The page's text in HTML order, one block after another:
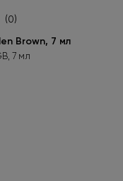
(0)
Brown, 7 мл
7 мл